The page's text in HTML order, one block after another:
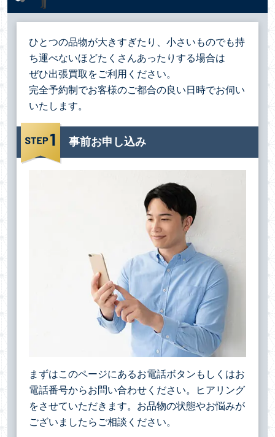
ひとつの品物が大きすぎたり、小さいものでも持
ち運べないほどたくさんあったりする場合は
ぜひ出張買取をご利用ください。
完全予約制でお客様のご都合の良い日時でお伺い
いたします。
事前お申し込み
まずはこのページにあるお電話ボタンもしくはお
電話番号からお問い合わせください。ヒアリング
をさせていただきます。お品物の状態やお悩みが
ございましたらご相談ください。